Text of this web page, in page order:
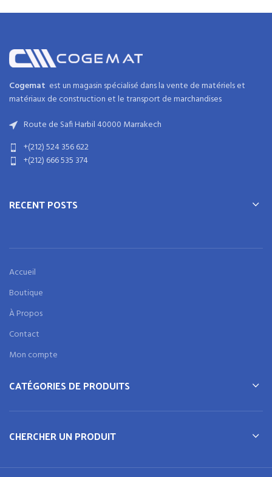
Cogemat est un magasin spécialisé dans lavente de matériels et
matériaux de construction etle transport de marchandises
Route de Safi Harbil 40000 Marrakech
+(212) 524 356 622
+(212) 666 535 374
RECENT POSTS
Accueil
Boutique
À Propos
Contact
Mon compte
CATÉGORIES DE PRODUITS
CHERCHER UN PRODUIT